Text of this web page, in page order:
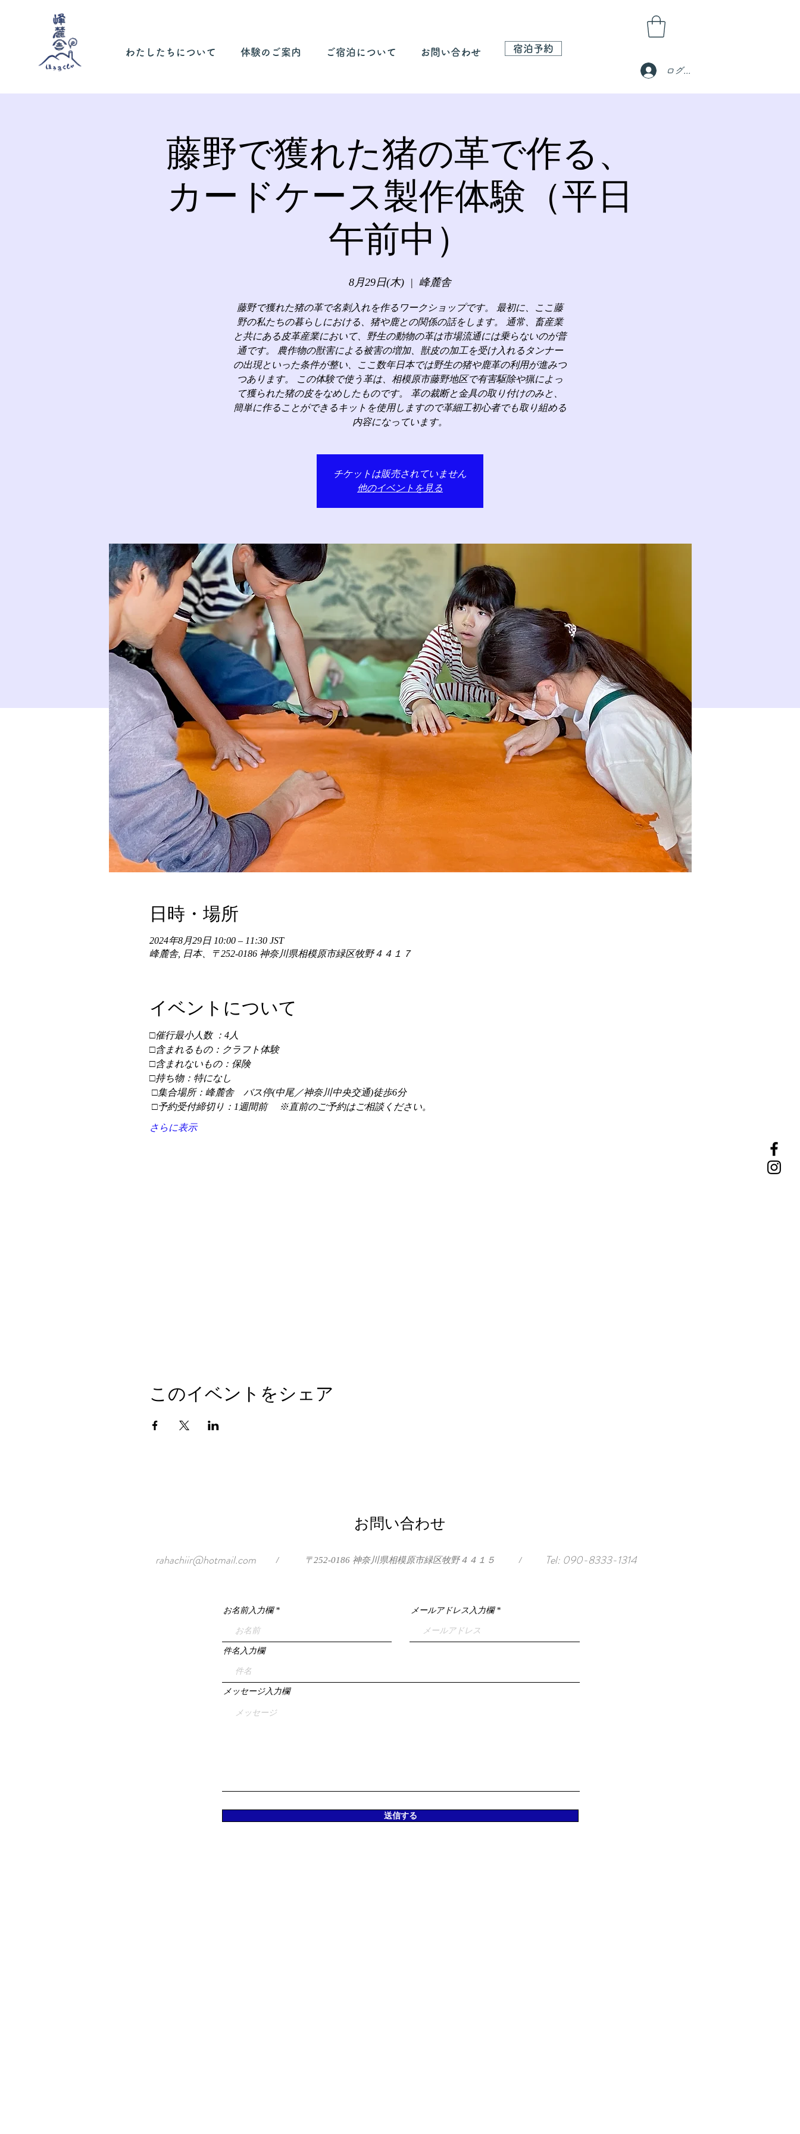
わたしたちについて 体験のご案内 ご宿泊について お問い合わせ 宿泊予約
ログイン
藤野で獲れた猪の革で作る、
カードケース製作体験（平日
午前中）
8月29日(木)
  |
峰麓舎
藤野で獲れた猪の革で名刺入れを作るワークショップです。 最初に、ここ藤
野の私たちの暮らしにおける、猪や鹿との関係の話をします。 通常、畜産業
と共にある皮革産業において、野生の動物の革は市場流通には乗らないのが普
通です。 農作物の獣害による被害の増加、獣皮の加工を受け入れるタンナー
の出現といった条件が整い、ここ数年日本では野生の猪や鹿革の利用が進みつ
つあります。 この体験で使う革は、相模原市藤野地区で有害駆除や猟によっ
て獲られた猪の皮をなめしたものです。 革の裁断と金具の取り付けのみと、
簡単に作ることができるキットを使用しますので革細工初心者でも取り組める
内容になっています。
チケットは販売されていません
他のイベントを見る
日時・場所
2024年8月29日 10:00 – 11:30 JST
峰麓舎, 日本、〒252-0186 神奈川県相模原市緑区牧野４４１７
イベントについて
□催行最小人数 ：4人
□含まれるもの：クラフト体験
□含まれないもの：保険
□持ち物：特になし
□集合場所：峰麓舎　バス停(中尾／神奈川中央交通)徒歩6分
□予約受付締切り：1週間前 　※直前のご予約はご相談ください。
さらに表示
このイベントをシェア
お問い合わせ
rahachiir@hotmail.com / 〒252-0186 神奈川県相模原市緑区牧野４４１５ / Tel: 090-8333-1314
お名前入力欄 メールアドレス入力欄
件名入力欄
メッセージ入力欄
送信する